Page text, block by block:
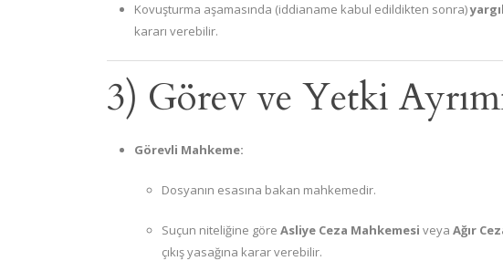
Kovuşturma aşamasında (iddianame kabul edildikten sonra)
kararı verebilir.
3) Görev ve Yetki
Görevli Mahkeme:
Dosyanın esasına bakan mahkemedir.
Suçun niteliğine göre Asliye Ceza Mahkemesi veya Ağır
çıkış yasağına karar verebilir.